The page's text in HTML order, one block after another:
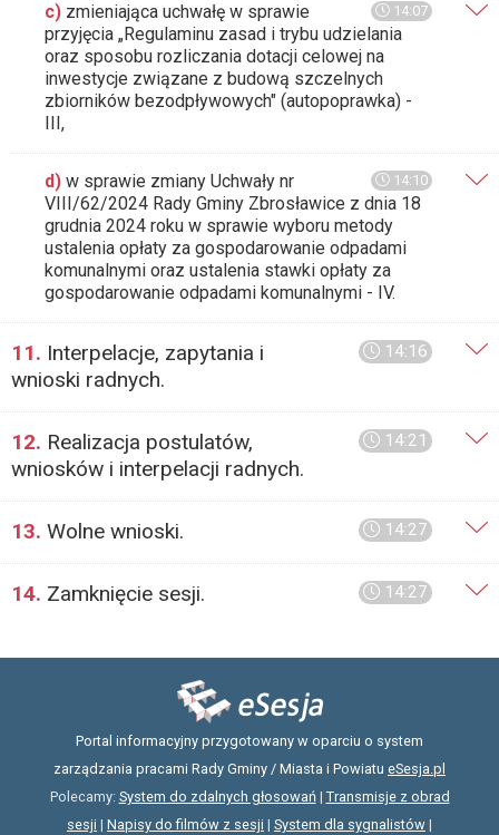
14:07
c) zmieniająca uchwałę w sprawie
przyjęcia „Regulaminu zasad i trybu udzielania
oraz sposobu rozliczania dotacji celowej na
inwestycje związane z budową szczelnych
zbiorników bezodpływowych" (autopoprawka) -
III,
14:10
d) w sprawie zmiany Uchwały nr
VIII/62/2024 Rady Gminy Zbrosławice z dnia 18
grudnia 2024 roku w sprawie wyboru metody
ustalenia opłaty za gospodarowanie odpadami
komunalnymi oraz ustalenia stawki opłaty za
gospodarowanie odpadami komunalnymi - IV.
14:16
11. Interpelacje, zapytania i
wnioski radnych.
14:21
12. Realizacja postulatów,
wniosków i interpelacji radnych.
14:27
13. Wolne wnioski.
14:27
14. Zamknięcie sesji.
Portal informacyjny przygotowany w oparciu o system
zarządzania pracami Rady Gminy / Miasta i Powiatu eSesja.pl
Polecamy: System do zdalnych głosowań| Transmisje z obrad
sesji | Napisy do filmów z sesji | System dla sygnalistów |